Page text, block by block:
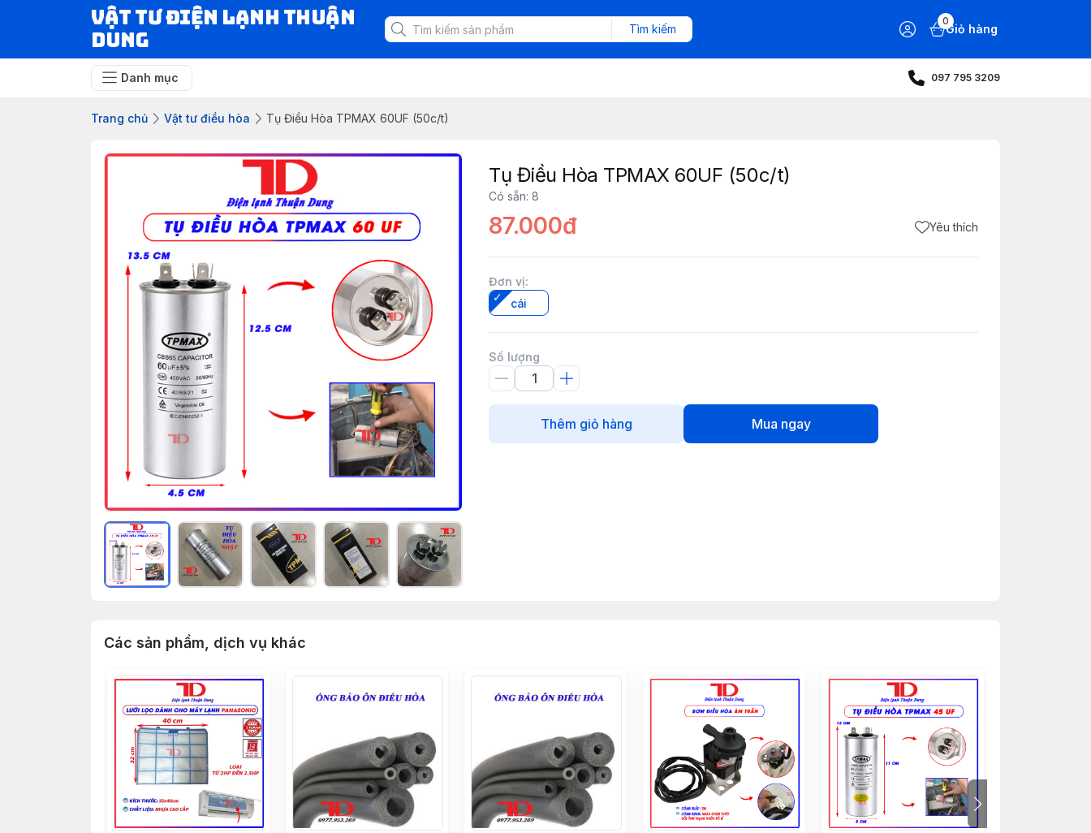
VẬT TƯ ĐIỆN LẠNH THUẬN
DUNG
Tìm kiếm
0
Giỏ hàng
Danh mục 097 795 3209
Trang chủ Vật tư điều hòa Tụ Điều Hòa TPMAX 60UF (50c/t)
Tụ Điều Hòa TPMAX 60UF (50c/t)
Có sẵn: 8
87.000đ Yêu thích
Đơn vị:
cái
Số lượng
Thêm giỏ hàng Mua ngay
Các sản phẩm, dịch vụ khác